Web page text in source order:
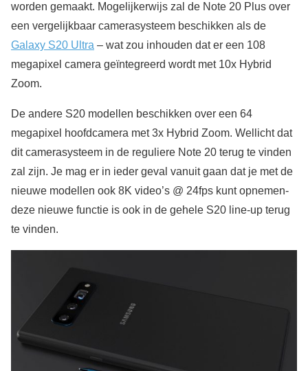
worden gemaakt. Mogelijkerwijs zal de Note 20 Plus over
een vergelijkbaar camerasysteem beschikken als de
Galaxy S20 Ultra – wat zou inhouden dat er een 108
megapixel camera geïntegreerd wordt met 10x Hybrid
Zoom.
De andere S20 modellen beschikken over een 64
megapixel hoofdcamera met 3x Hybrid Zoom. Wellicht dat
dit camerasysteem in de reguliere Note 20 terug te vinden
zal zijn. Je mag er in ieder geval vanuit gaan dat je met de
nieuwe modellen ook 8K video’s @ 24fps kunt opnemen-
deze nieuwe functie is ook in de gehele S20 line-up terug
te vinden.